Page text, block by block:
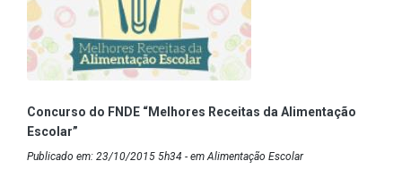
Concurso do FNDE “Melhores Receitas da Alimentação
Escolar”
Publicado em: 23/10/2015 5h34 - em Alimentação Escolar